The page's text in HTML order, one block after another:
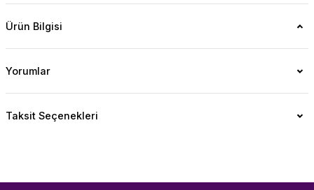
Ürün Bilgisi
Yorumlar
Taksit Seçenekleri